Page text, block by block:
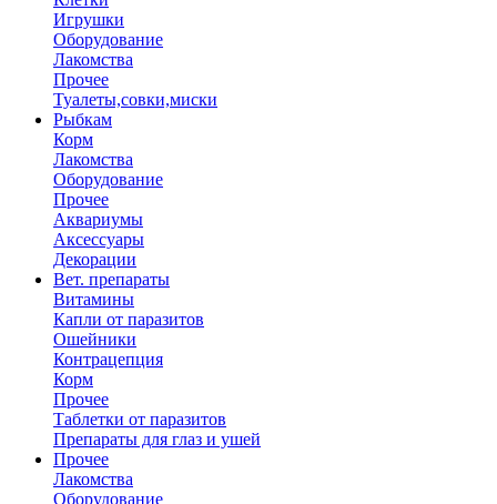
Игрушки
Оборудование
Лакомства
Прочее
Туалеты,совки,миски
Рыбкам
Корм
Лакомства
Оборудование
Прочее
Аквариумы
Аксессуары
Декорации
Вет. препараты
Витамины
Капли от паразитов
Ошейники
Контрацепция
Корм
Прочее
Таблетки от паразитов
Препараты для глаз и ушей
Прочее
Лакомства
Оборудование